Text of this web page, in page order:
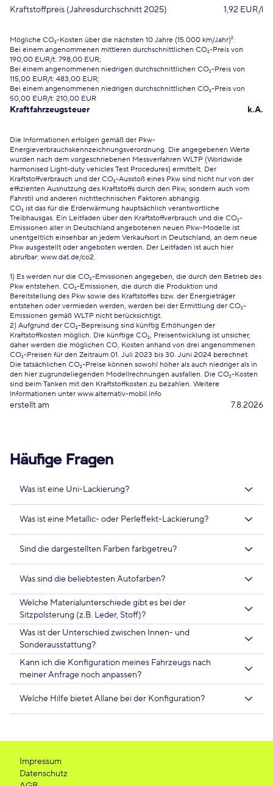
Kraftstoffpreis (Jahresdurchschnitt 2025) 1,92 EUR/l
Mögliche CO₂-Kosten über die nächsten 10 Jahre (15.000 km/Jahr)²:
Bei einem angenommenen mittleren durchschnittlichen CO₂-Preis von
190,00 EUR/t: 798,00 EUR;
Bei einem angenommenen niedrigen durchschnittlichen CO₂-Preis von
115,00 EUR/t: 483,00 EUR;
Bei einem angenommenen niedrigen durchschnittlichen CO₂-Preis von
50,00 EUR/t: 210,00 EUR
Kraftfahrzeugsteuer k.A.
Die Informationen erfolgen gemäß der Pkw-
Energieverbrauchskennzeichnungsverordnung. Die angegebenen Werte
wurden nach dem vorgeschriebenen Messverfahren WLTP (Worldwide
harmonised Light-duty vehicles Test Procedures) ermittelt. Der
Kraftstoffverbrauch und der CO₂-Ausstoß eines Pkw sind nicht nur von der
effizienten Ausnutzung des Kraftstoffs durch den Pkw, sondern auch vom
Fahrstil und anderen nichttechnischen Faktoren abhängig.
CO₂ ist das für die Erderwärmung hauptsächlich verantwortliche
Treibhausgas. Ein Leitfaden über den Kraftstoffverbrauch und die CO₂-
Emissionen aller in Deutschland angebotenen neuen Pkw-Modelle ist
unentgeltlich einsehbar an jedem Verkaufsort in Deutschland, an dem neue
Pkw ausgestellt oder angeboten werden. Der Leitfaden ist auch hier
abrufbar: www.dat.de/co2.
1) Es werden nur die CO₂-Emissionen angegeben, die durch den Betrieb des
Pkw entstehen. CO₂-Emissionen, die durch die Produktion und
Bereitstellung des Pkw sowie des Kraftstoffes bzw. der Energieträger
entstehen oder vermieden werden, werden bei der Ermittlung der CO₂-
Emissionen gemäß WLTP nicht berücksichtigt.
2) Aufgrund der CO₂-Bepreisung sind künftig Erhöhungen der
Kraftstoffkosten möglich. Die künftige CO₂, Preisentwicklung ist unsicher,
daher werden die möglichen CO, Kosten anhand von drei angenommenen
CO₂-Preisen für den Zeitraum 01. Juli 2023 bis 30. Juni 2024 berechnet.
Die tatsächlichen CO₂-Preise können sowohl höher als auch niedriger als in
den hier zugrundeliegenden Modellrechnungen ausfallen. Die CO₂-Kosten
sind beim Tanken mit den Kraftstoffkosten zu bezahlen. Weitere
Informationen unter www.alternativ-mobil.info
erstellt am 7.8.2026
Häufige Fragen
Was ist eine Uni-Lackierung?
Was ist eine Metallic- oder Perleffekt-Lackierung?
Sind die dargestellten Farben farbgetreu?
Was sind die beliebtesten Autofarben?
Welche Materialunterschiede gibt es bei der
Sitzpolsterung (z.B. Leder, Stoff)?
Was ist der Unterschied zwischen Innen- und
Sonderausstattung?
Kann ich die Konfiguration meines Fahrzeugs nach
meiner Anfrage noch anpassen?
Welche Hilfe bietet Allane bei der Konfiguration?
Impressum
Datenschutz